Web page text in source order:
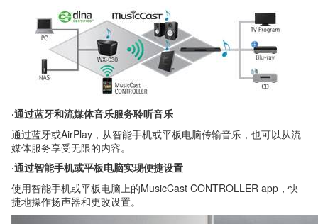
·通过蓝牙和流媒体音乐服务聆听音乐
通过蓝牙或AirPlay，从智能手机或平板电脑传输音乐，也可以从流
媒体服务享受无限的内容。
·通过智能手机或平板电脑实现便捷设置
使用智能手机或平板电脑上的MusicCast CONTROLLER app，快
捷地操作扬声器和更改设置。